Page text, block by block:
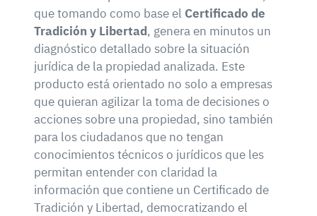
que tomando como base el Certificado de
Tradición y Libertad, genera en minutos un
diagnóstico detallado sobre la situación
jurídica de la propiedad analizada. Este
producto está orientado no solo a empresas
que quieran agilizar la toma de decisiones o
acciones sobre una propiedad, sino también
para los ciudadanos que no tengan
conocimientos técnicos o jurídicos que les
permitan entender con claridad la
información que contiene un Certificado de
Tradición y Libertad, democratizando el